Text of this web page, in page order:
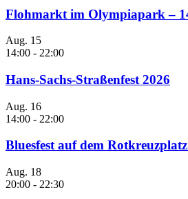
Flohmarkt im Olympiapark –
Aug. 15
14:00 - 22:00
Hans-Sachs-Straßenfest 2026
Aug. 16
14:00 - 22:00
Bluesfest auf dem
Aug. 18
20:00 - 22:30